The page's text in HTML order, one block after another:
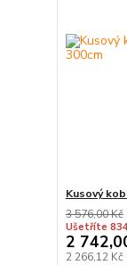
Kusový
3 576,00 Kč
Ušetříte
2
2 266,12 Kč